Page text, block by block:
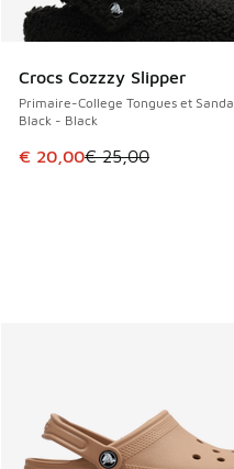
Crocs Cozzzy Slipper
Primaire-College Tongues et
Black - Black
Cet article est en
€ 20,00€ 25,00